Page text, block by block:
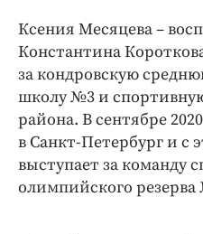
Ксения Месяцева –
Константина
за кондровскую
школу №3 и
района. В сентябре
в Санкт-Петербург и с
выступает за команду
олимпийского резерва